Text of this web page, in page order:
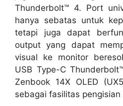
Thunderbolt™ 4. Port
hanya sebatas untuk
tetapi juga dapat
output yang dapat
visual ke monitor
USB Type-C
Zenbook 14X OLED
sebagai fasilitas